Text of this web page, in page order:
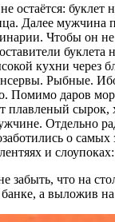
остаётся: буклет
Далее мужчина
Чтобы он не
буклета
кухни через
Рыбные.
Помимо даров
плавленый сырок,
Отдельно
о самых
и слоупоках:
забыть, что на
а выложив на